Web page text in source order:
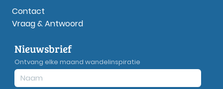
Contact
Vraag & Antwoord
Nieuwsbrief
Ontvang elke maand wandelinspiratie